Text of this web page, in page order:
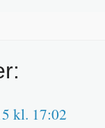
kl. 17:02